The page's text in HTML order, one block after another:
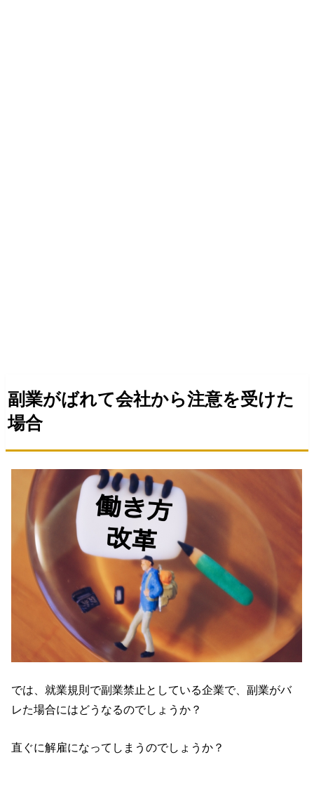
副業がばれて会社から注意を受けた
場合
では、就業規則で副業禁止としている企業で、副業がバ
レた場合にはどうなるのでしょうか？
直ぐに解雇になってしまうのでしょうか？